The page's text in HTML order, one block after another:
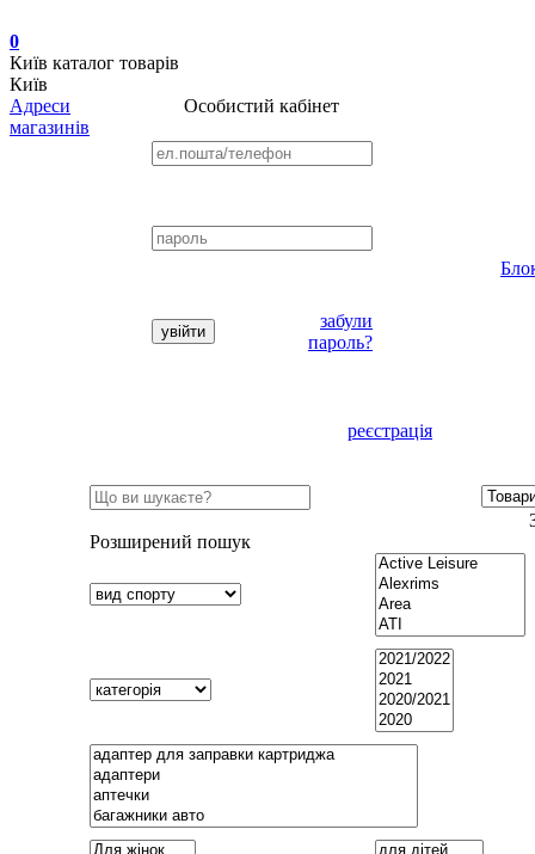
0
Київ каталог товарів
Київ
Адреси
магазинів
Особистий кабінет
забули
пароль?
реєстрація
Розширений пошук